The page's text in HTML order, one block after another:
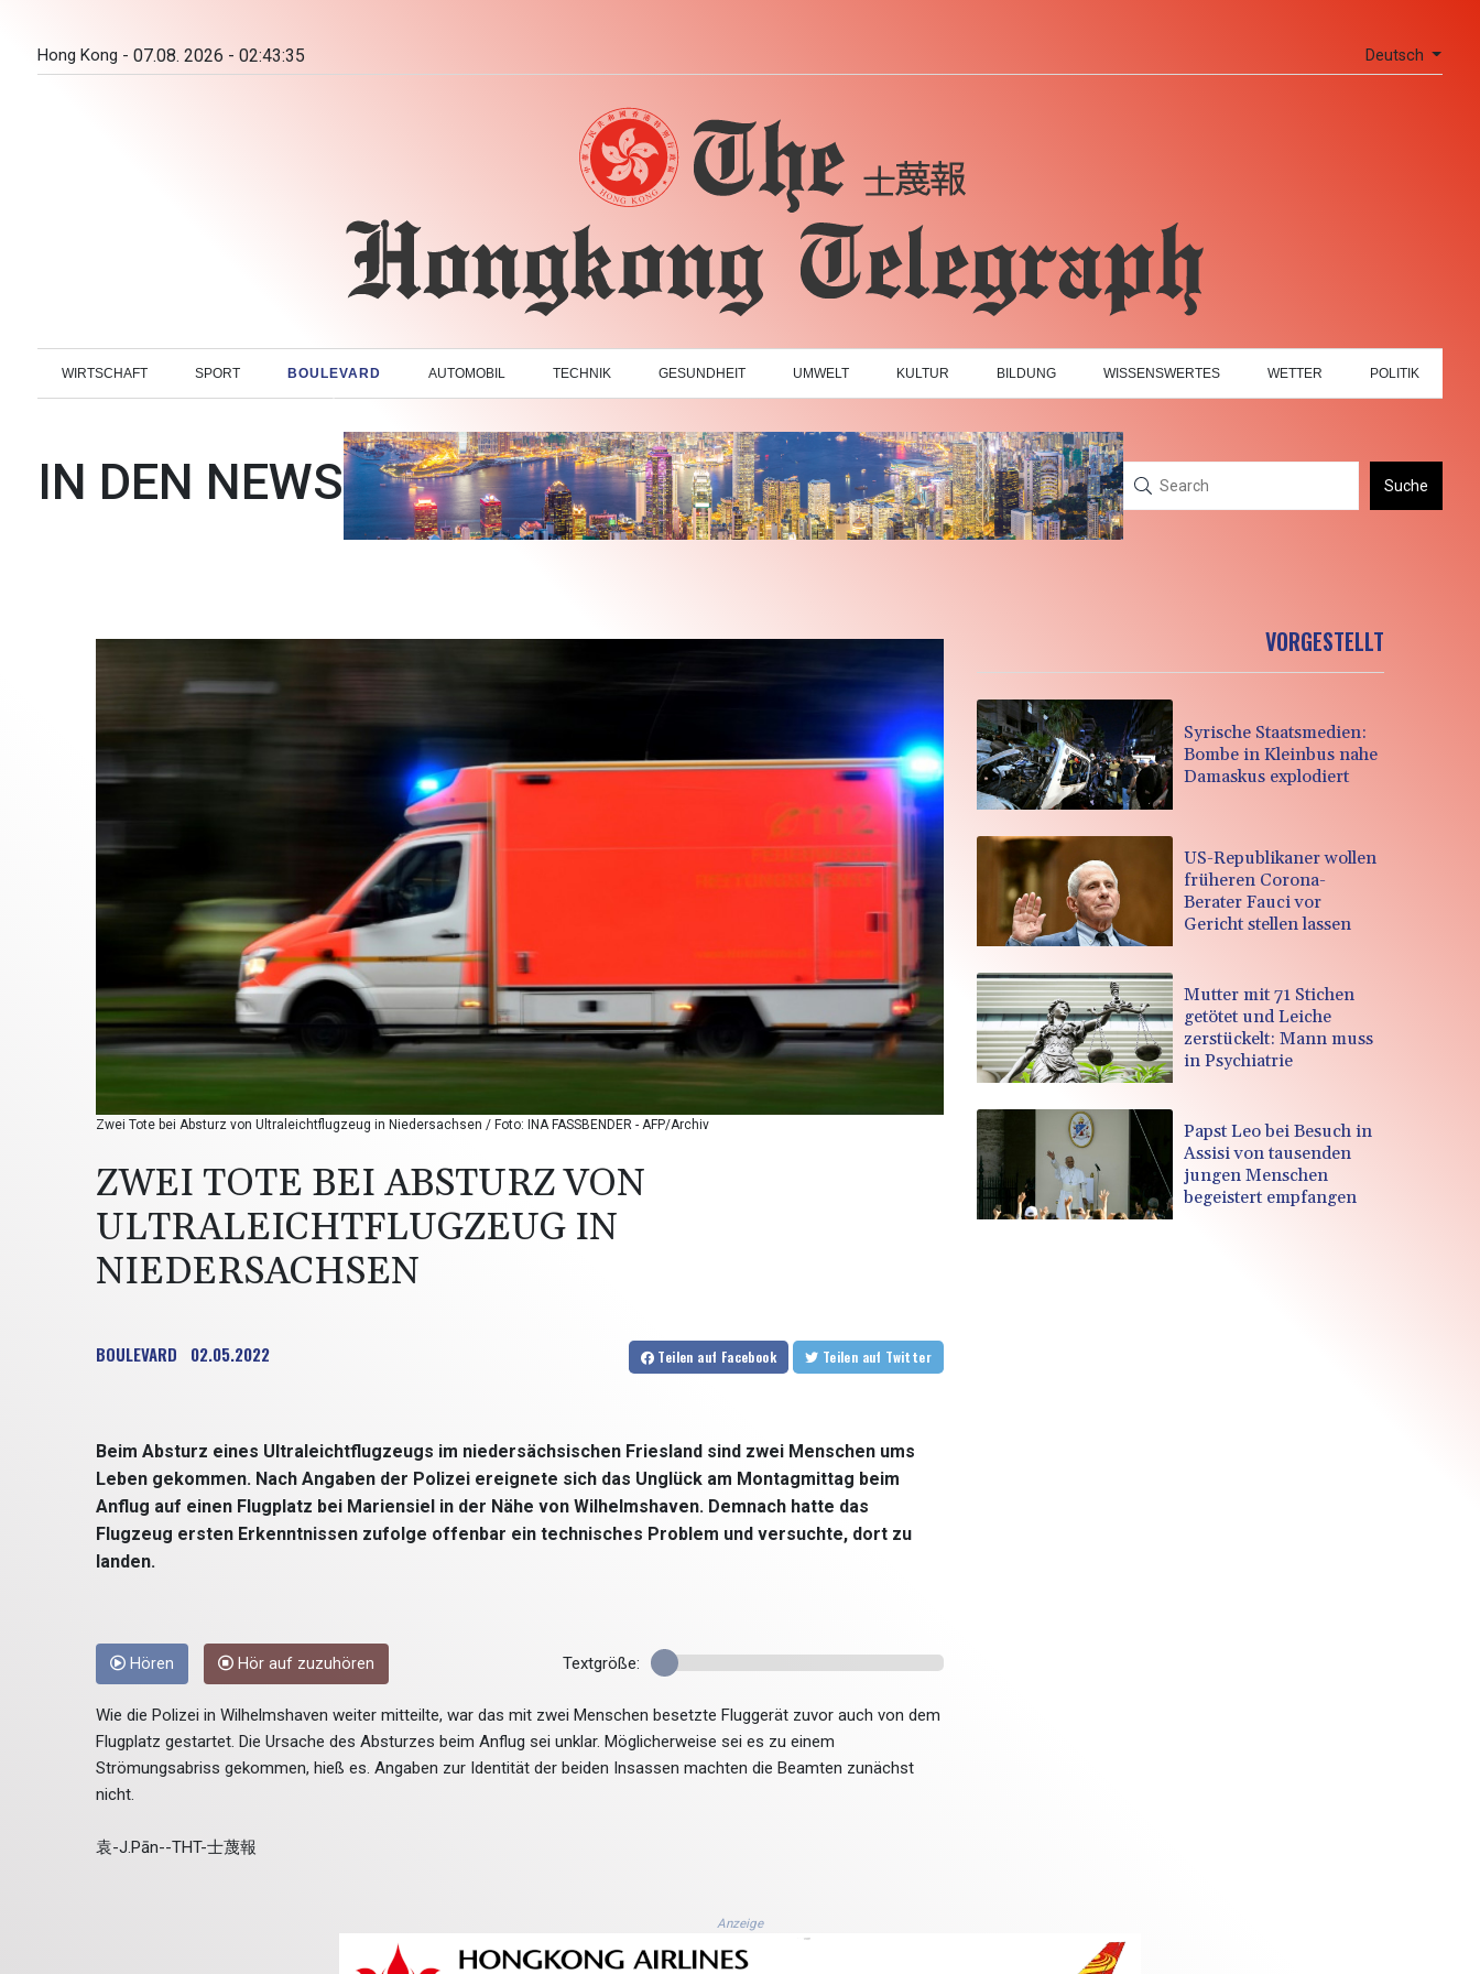
Hong Kong - 07.08. 2026 - 02:43:36 Deutsch
WIRTSCHAFT SPORT BOULEVARD AUTOMOBIL TECHNIK GESUNDHEIT UMWELT KULTUR BILDUNG WISSENSWERTES WETTER POLITIK
IN DEN NEWS Suche
Zwei Tote bei Absturz von Ultraleichtflugzeug in Niedersachsen / Foto: INA FASSBENDER - AFP/Archiv
ZWEI TOTE BEI ABSTURZ VON
ULTRALEICHTFLUGZEUG IN
NIEDERSACHSEN
BOULEVARD 02.05.2022 Teilen auf Facebook Teilen auf Twitter
Beim Absturz eines Ultraleichtflugzeugs im niedersächsischen Friesland sind zwei Menschen ums
Leben gekommen. Nach Angaben der Polizei ereignete sich das Unglück am Montagmittag beim
Anflug auf einen Flugplatz bei Mariensiel in der Nähe von Wilhelmshaven. Demnach hatte das
Flugzeug ersten Erkenntnissen zufolge offenbar ein technisches Problem und versuchte, dort zu
landen.
Hören Hör auf zuzuhören Textgröße:
Wie die Polizei in Wilhelmshaven weiter mitteilte, war das mit zwei Menschen besetzte Fluggerät zuvor auch von dem
Flugplatz gestartet. Die Ursache des Absturzes beim Anflug sei unklar. Möglicherweise sei es zu einem
Strömungsabriss gekommen, hieß es. Angaben zur Identität der beiden Insassen machten die Beamten zunächst
nicht.
袁-J.Pān--THT-士蔑報
VORGESTELLT
Syrische Staatsmedien:
Bombe in Kleinbus nahe
Damaskus explodiert
US-Republikaner wollen
früheren Corona-
Berater Fauci vor
Gericht stellen lassen
Mutter mit 71 Stichen
getötet und Leiche
zerstückelt: Mann muss
in Psychiatrie
Papst Leo bei Besuch in
Assisi von tausenden
jungen Menschen
begeistert empfangen
Anzeige